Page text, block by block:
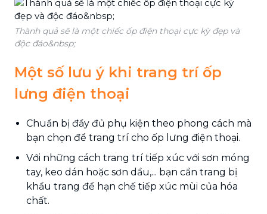
Thành quả sẽ là một chiếc ốp điện thoại cực kỳ đẹp và
độc đáo&nbsp;
Một số lưu ý khi trang trí ốp
lưng điện thoại
Chuẩn bị đầy đủ phụ kiện theo phong cách mà
bạn chọn để trang trí cho ốp lưng điện thoại.
Với những cách trang trí tiếp xúc với sơn móng
tay, keo dán hoặc sơn dầu,... bạn cần trang bị
khẩu trang để hạn chế tiếp xúc mùi của hóa
chất.